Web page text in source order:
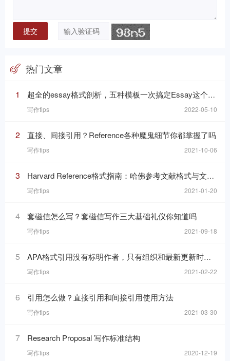
热门文章
1 超全的essay格式剖析，五种模板一次搞定Essay这个“八股文”
写作tips 2022-05-10
2 直接、间接引用？Reference各种魔鬼细节你都掌握了吗
写作tips 2021-10-06
3 Harvard Reference格式指南：哈佛参考文献格式与文内引用格式
写作tips 2021-01-20
4 套磁信怎么写？套磁信写作三大基础礼仪你知道吗
写作tips 2021-09-18
5 APA格式引用没有标明作者，只有组织和最新更新时间的网页，在reference list里要怎么写
写作tips 2021-02-22
6 引用怎么做？直接引用和间接引用使用方法
写作tips 2021-03-30
7 Research Proposal 写作标准结构
写作tips 2020-12-19